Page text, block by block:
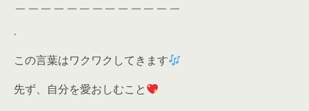
.
この言葉はワクワクしてきます
先ず、自分を愛おしむこと